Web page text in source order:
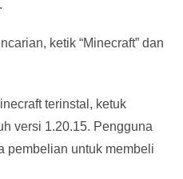
ketik “Minecraft” dan
terinstal, ketuk
versi 1.20.15. Pengguna
pembelian untuk membeli